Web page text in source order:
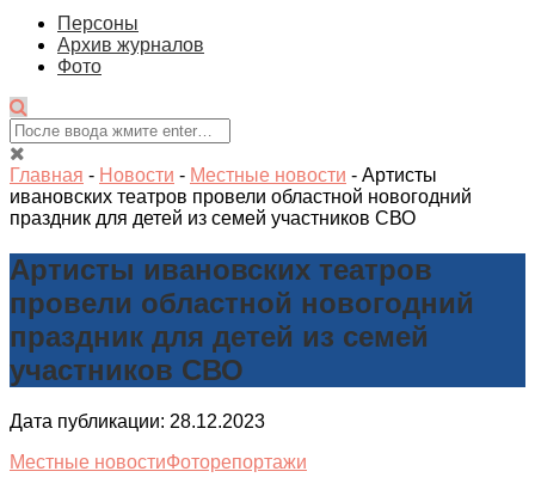
Персоны
Архив журналов
Фото
Главная - Новости - Местные новости - Артисты
ивановских театров провели областной новогодний
праздник для детей из семей участников СВО
Артисты ивановских театров
провели областной новогодний
праздник для детей из семей
участников СВО
Дата публикации: 28.12.2023
Местные новостиФоторепортажи